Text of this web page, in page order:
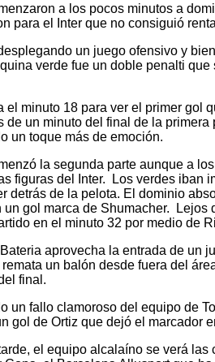
a los pocos minutos a
para el Inter que no consiguió
un juego ofensivo y
verde fue un doble penalti que
el minuto 18 para ver el primer gol
de un minuto del final de la
un toque más de emoción.
la segunda parte aunque a
figuras del Inter. Los verdes iban
detrás de la pelota. El dominio
gol marca de Shumacher. Lejos
en el minuto 32 por medio de
aprovecha la entrada de un
un balón desde fuera del
final.
un fallo clamoroso del equipo de
gol de Ortiz que dejó el marcador
el equipo alcalaíno se verá las